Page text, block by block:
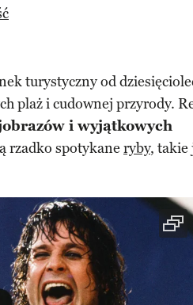
turystyczny od
plaż i cudownej przyrody.
i wyjątkowych
rzadko spotykane ryby, takie